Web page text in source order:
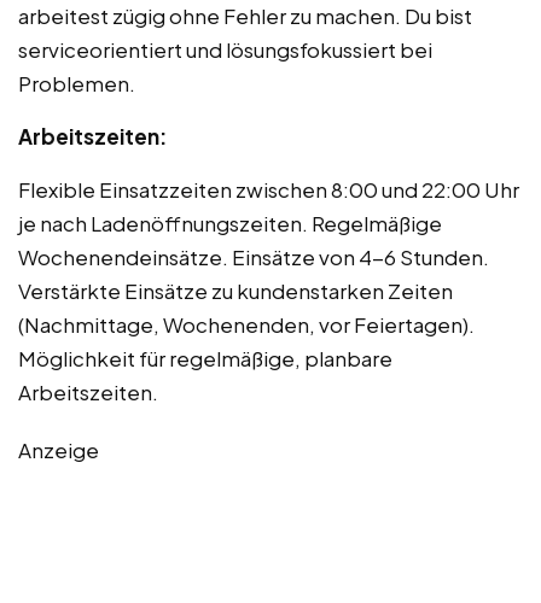
arbeitest zügig ohne Fehler zu machen. Du bist
serviceorientiert und lösungsfokussiert bei
Problemen.
Arbeitszeiten:
Flexible Einsatzzeiten zwischen 8:00 und 22:00 Uhr
je nach Ladenöffnungszeiten. Regelmäßige
Wochenendeinsätze. Einsätze von 4-6 Stunden.
Verstärkte Einsätze zu kundenstarken Zeiten
(Nachmittage, Wochenenden, vor Feiertagen).
Möglichkeit für regelmäßige, planbare
Arbeitszeiten.
Anzeige